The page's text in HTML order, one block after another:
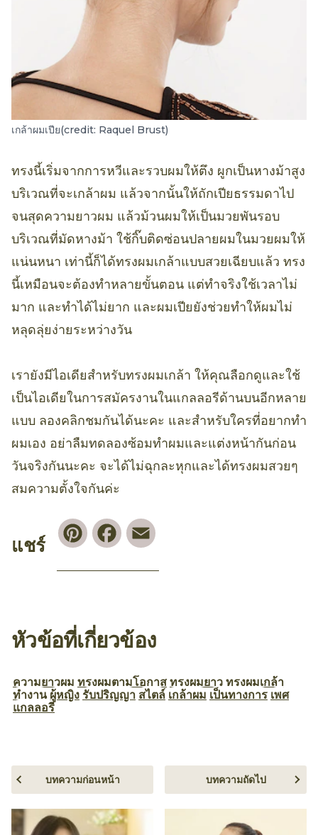
เกล้าผมเปีย(credit: Raquel Brust)
ทรงนี้เริ่มจากการหวีและรวบผมให้ตึง ผูกเป็นหางม้าสูง
บริเวณที่จะเกล้าผม แล้วจากนั้นให้ถักเปียธรรมดาไป
จนสุดความยาวผม แล้วม้วนผมให้เป็นมวยพันรอบ
บริเวณที่มัดหางม้า ใช้กิ๊บติดซ่อนปลายผมในมวยผมให้
แน่นหนา เท่านี้ก็ได้ทรงผมเกล้าแบบสวยเฉียบแล้ว ทรง
นี้เหมือนจะต้องทำหลายขั้นตอน แต่ทำจริงใช้เวลาไม่
มาก และทำได้ไม่ยาก และผมเปียยังช่วยทำให้ผมไม่
หลุดลุ่ยง่ายระหว่างวัน
เรายังมีไอเดียสำหรับทรงผมเกล้า ให้คุณลือกดูและใช้
เป็นไอเดียในการสมัครงานในแกลลอรีด้านบนอีกหลาย
แบบ ลองคลิกชมกันได้นะคะ และสำหรับใครที่อยากทำ
ผมเอง อย่าลืมทดลองซ้อมทำผมและแต่งหน้ากันก่อน
วันจริงกันนะคะ จะได้ไม่ฉุกละหุกและได้ทรงผมสวยๆ
สมความตั้งใจกันค่ะ
แชร์
PinterestFacebook
หัวข้อที่เกี่ยวข้อง
ความยาวผม ทรงผมตามโอกาส ทรงผมยาว ทรงผมเกล้า
ทำงาน ผู้หญิง รับปริญญา สไตล์ เกล้าผม เป็นทางการ เพศ
แกลลอรี
บทความก่อนหน้า บทความถัดไป